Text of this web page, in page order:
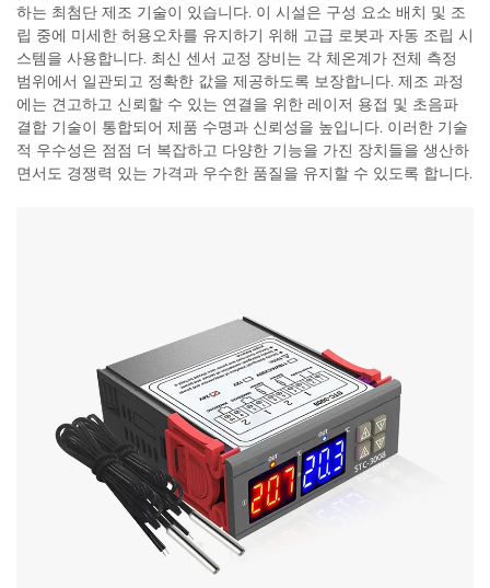
하는 최첨단 제조 기술이 있습니다. 이 시설은 구성 요소 배치 및 조
립 중에 미세한 허용오차를 유지하기 위해 고급 로봇과 자동 조립 시
스템을 사용합니다. 최신 센서 교정 장비는 각 체온계가 전체 측정
범위에서 일관되고 정확한 값을 제공하도록 보장합니다. 제조 과정
에는 견고하고 신뢰할 수 있는 연결을 위한 레이저 용접 및 초음파
결합 기술이 통합되어 제품 수명과 신뢰성을 높입니다. 이러한 기술
적 우수성은 점점 더 복잡하고 다양한 기능을 가진 장치들을 생산하
면서도 경쟁력 있는 가격과 우수한 품질을 유지할 수 있도록 합니다.